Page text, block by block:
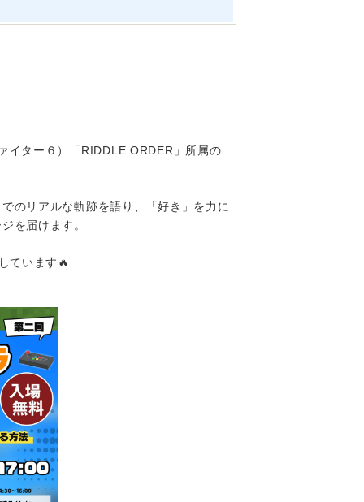
イター６）「RIDDLE ORDER」所属の
のリアルな軌跡を語り、「好き」を力に
を届けます。
ています🔥